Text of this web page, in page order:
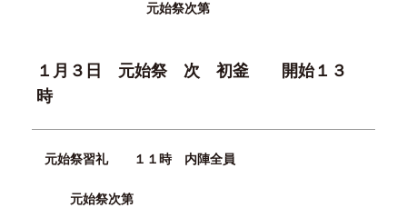
元始祭次第
１月３日 元始祭 次 初釜 開始１３
時
元始祭習礼 １１時 内陣全員
元始祭次第